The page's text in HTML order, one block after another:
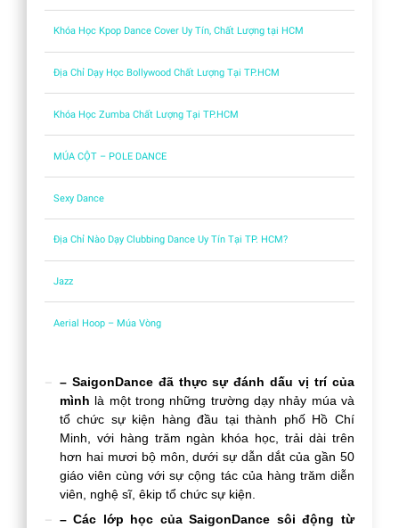
Khóa Học Kpop Dance Cover Uy Tín, Chất Lượng tại HCM
Địa Chỉ Dạy Học Bollywood Chất Lượng Tại TP.HCM
Khóa Học Zumba Chất Lượng Tại TP.HCM
MÚA CỘT – POLE DANCE
Sexy Dance
Địa Chỉ Nào Dạy Clubbing Dance Uy Tín Tại TP. HCM?
Jazz
Aerial Hoop – Múa Vòng
– SaigonDance đã thực sự đánh dấu vị trí của
mình là một trong những trường dạy nhảy múa và
tổ chức sự kiện hàng đầu tại thành phố Hồ Chí
Minh, với hàng trăm ngàn khóa học, trải dài trên
hơn hai mươi bộ môn, dưới sự dẫn dắt của gần 50
giáo viên cùng với sự cộng tác của hàng trăm diễn
viên, nghệ sĩ, êkip tổ chức sự kiện.
– Các lớp học của SaigonDance sôi động từ